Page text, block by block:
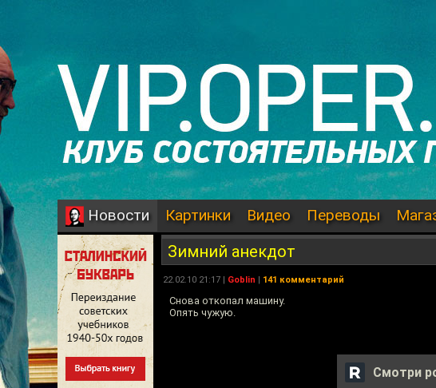
Новости Картинки Видео Переводы
Зимний анекдот
22.02.10 21:17 | Goblin | 141 комментарий
Снова откопал машину.
Опять чужую.
Смотри